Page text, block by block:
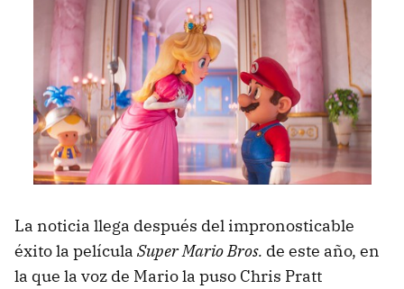
La noticia llega después del impronosticable
éxito la película Super Mario Bros. de este año, en
la que la voz de Mario la puso Chris Pratt